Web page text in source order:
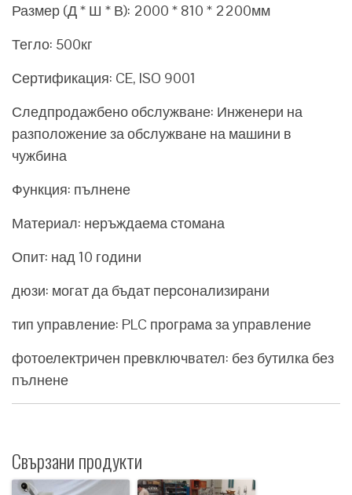
Размер (Д * Ш * В): 2000 * 810 * 2200мм
Тегло: 500кг
Сертификация: CE, ISO 9001
Следпродажбено обслужване: Инженери на
разположение за обслужване на машини в
чужбина
Функция: пълнене
Материал: неръждаема стомана
Опит: над 10 години
дюзи: могат да бъдат персонализирани
тип управление: PLC програма за управление
фотоелектричен превключвател: без бутилка без
пълнене
Свързани продукти